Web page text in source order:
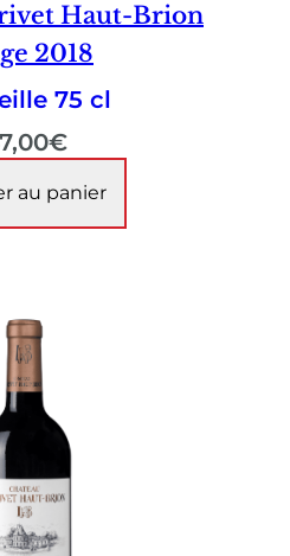
Haut-Brion
2018
75 cl
€
au panier